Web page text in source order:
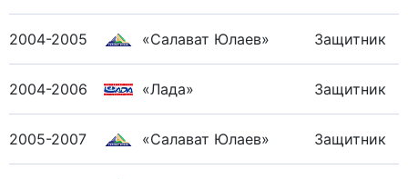
2004-2005 «Салават Юлаев» Защитник
2004-2006 «Лада» Защитник
2005-2007 «Салават Юлаев» Защитник